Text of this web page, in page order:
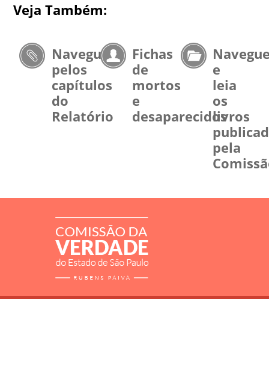
Veja Também:
Navegue
pelos
capítulos
do
Relatório
Fichas
de
mortos
e
desaparecidos
e
leia
os
livros
pela